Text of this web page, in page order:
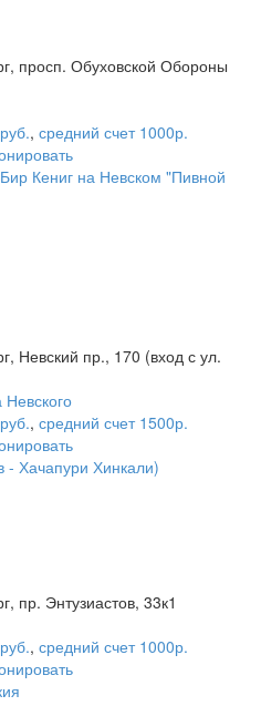
просп. Обуховской Обороны
, средний счет 1000р.
Кениг на Невском "Пивной
Невский пр., 170 (вход с ул.
, средний счет 1500р.
- Хачапури Хинкали)
пр. Энтузиастов, 33к1
, средний счет 1000р.